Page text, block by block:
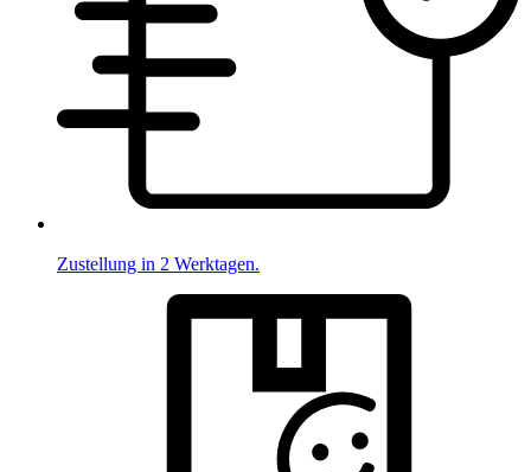
Zustellung in 2 Werktagen.